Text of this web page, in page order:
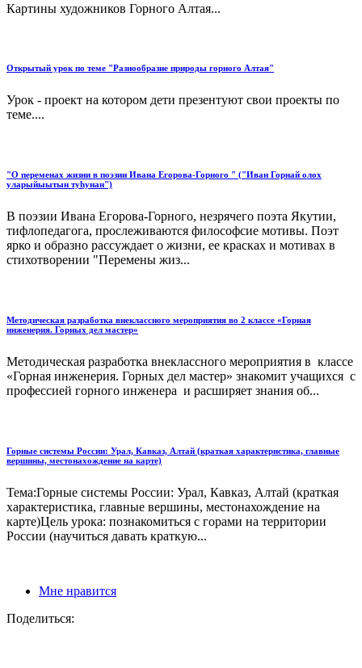
Картины художников Горного Алтая...
Открытый урок по теме "Разнообразие природы горного Алтая"
Урок - проект на котором дети презентуют свои проекты по
теме....
"О переменах жизни в поэзии Ивана Егорова-Горного " ("Иван Горнай олох
уларыйыытын туһунан")
В поэзии Ивана Егорова-Горного, незрячего поэта Якутии,
тифлопедагога, прослеживаются философсие мотивы. Поэт
ярко и образно рассуждает о жизни, ее красках и мотивах в
стихотворении "Перемены жиз...
Методическая разработка внеклассного мероприятия во 2 классе «Горная
инженерия. Горных дел мастер»
Методическая разработка внеклассного мероприятия в классе
«Горная инженерия. Горных дел мастер» знакомит учащихся с
профессией горного инженера и расширяет знания об...
Горные системы России: Урал, Кавказ, Алтай (краткая характеристика, главные
вершины, местонахождение на карте)
Тема:Горные системы России: Урал, Кавказ, Алтай (краткая
характеристика, главные вершины, местонахождение на
карте)Цель урока: познакомиться с горами на территории
России (научиться давать краткую...
Мне нравится
Поделиться: